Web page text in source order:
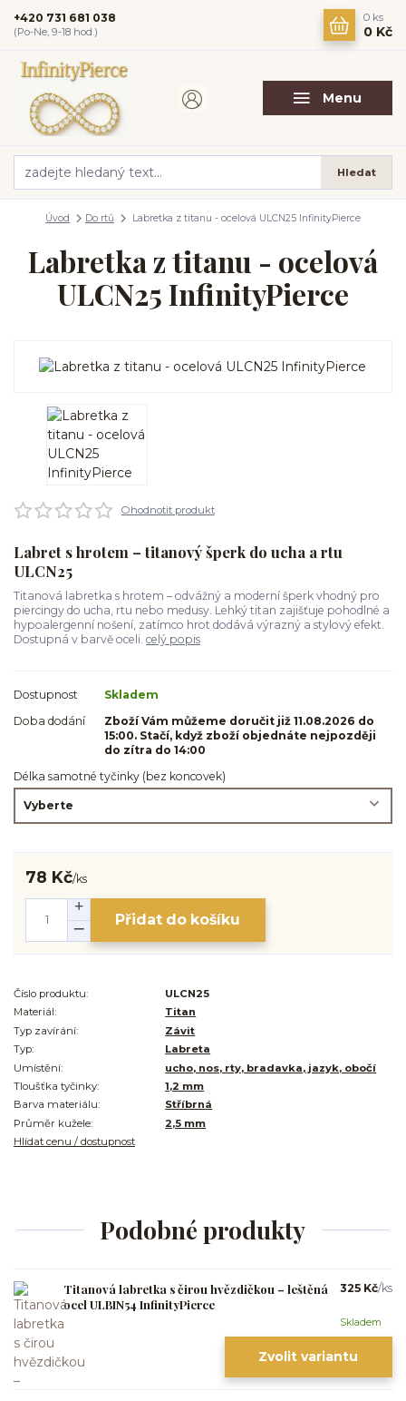
Menu
Hledat
+420 731 681 038
(Po-Ne, 9-18 hod.)
0 ks
0 Kč
Úvod Do rtů Labretka z titanu - ocelová ULCN25 InfinityPierce
Labretka z titanu - ocelová
ULCN25 InfinityPierce
Ohodnotit produkt
Labret s hrotem – titanový šperk do ucha a rtu
ULCN25
Titanová labretka s hrotem – odvážný a moderní šperk vhodný pro
piercingy do ucha, rtu nebo medusy. Lehký titan zajišťuje pohodlné a
hypoalergenní nošení, zatímco hrot dodává výrazný a stylový efekt.
Dostupná v barvě oceli. celý popis
Dostupnost
Skladem
Doba dodání
Zboží Vám můžeme doručit již 11.08.2026 do
15:00. Stačí, když zboží objednáte nejpozději
do zítra do 14:00
Délka samotné tyčinky (bez koncovek)
78 Kč/ks
Přidat do košíku
Číslo produktu:
ULCN25
Materiál:
Titan
Typ zavírání:
Závit
Typ:
Labreta
Umístění:
ucho, nos, rty, bradavka, jazyk, obočí
Tloušťka tyčinky:
1,2 mm
Barva materiálu:
Stříbrná
Průměr kužele:
2,5 mm
Hlídat cenu / dostupnost
Podobné produkty
Titanová labretka s čirou hvězdičkou – leštěná
ocel ULBIN54 InfinityPierce
325 Kč/ks
Skladem
Zvolit variantu